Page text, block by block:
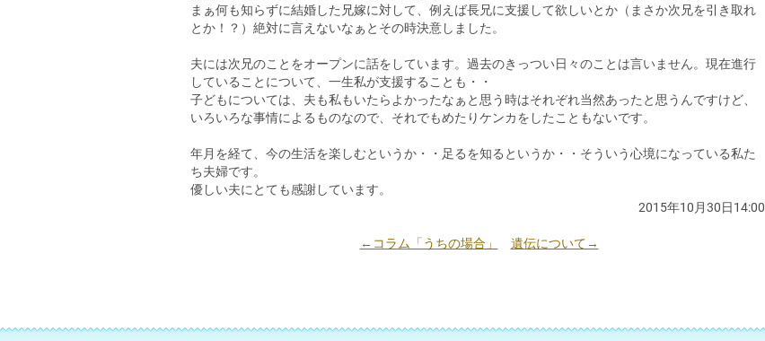
まぁ何も知らずに結婚した兄嫁に対して、例えば長兄に支援して欲しいとか（まさか次兄を引き取れ
とか！？）絶対に言えないなぁとその時決意しました。
夫には次兄のことをオープンに話をしています。過去のきっつい日々のことは言いません。現在進行
していることについて、一生私が支援することも・・
子どもについては、夫も私もいたらよかったなぁと思う時はそれぞれ当然あったと思うんですけど、
いろいろな事情によるものなので、それでもめたりケンカをしたこともないです。
年月を経て、今の生活を楽しむというか・・足るを知るというか・・そういう心境になっている私た
ち夫婦です。
優しい夫にとても感謝しています。
2015年10月30日14:00
←コラム「うちの場合」 遺伝について→